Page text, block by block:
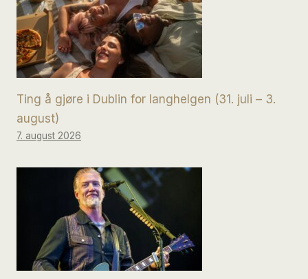
Ting å gjøre i Dublin for langhelgen (31. juli – 3.
august)
7. august 2026